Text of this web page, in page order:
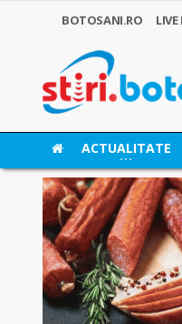
BOTOSANI.RO
ACTUALITATE